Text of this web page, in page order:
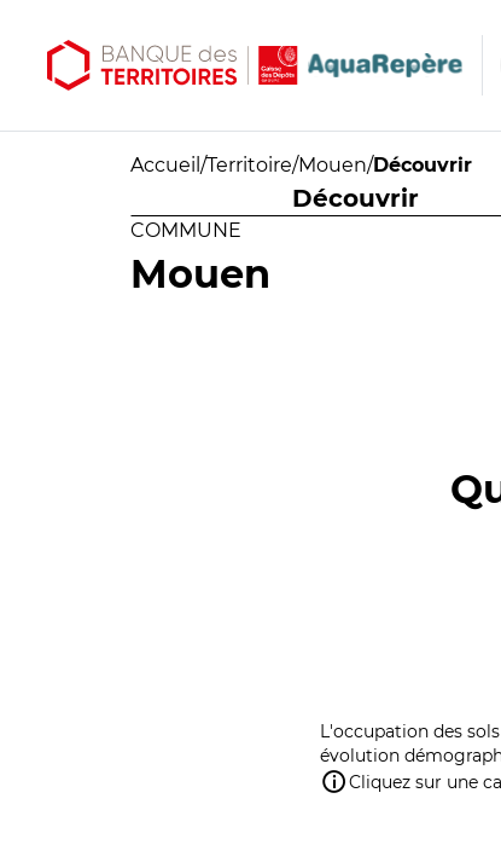
Accueil /Territoire/Mouen/Découvrir
Découvrir
COMMUNE
Mouen
L'occupation des
évolution
Cliquez sur une